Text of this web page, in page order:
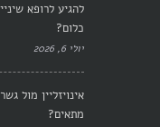
להגיע לרופא
כלום?
יולי 6, 2026
אינויזליין מול
מתאים?